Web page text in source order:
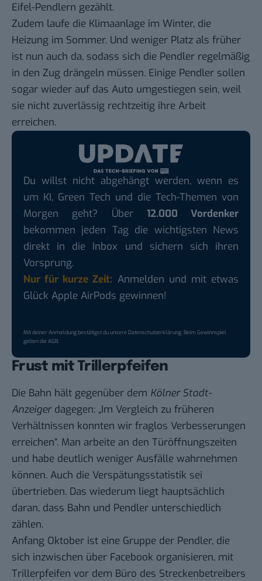
Eifel-Pendlern gezählt.
Zudem laufe die Klimaanlage im Winter, die
Heizung im Sommer. Und weniger Platz als früher
ist nun auch da, sodass sich die Pendler regelmäßig
in den Zug drängeln müssen. Einige Pendler sollen
sogar wieder auf das Auto umgestiegen sein, weil
sie nicht zuverlässig rechtzeitig ihre Arbeit
erreichen.
Du willst nicht abgehängt werden, wenn es
um KI, Green Tech und die Tech-Themen von
Morgen geht? Über 12.000 Vordenker
bekommen jeden Tag die wichtigsten News
direkt in die Inbox und sichern sich ihren
Vorsprung.
Nur für kurze Zeit: Anmelden und mit etwas
Glück Apple AirPods gewinnen!
Mit deiner Anmeldung bestätigst du unsereDatenschutzerklärung. Beim Gewinnspiel
gelten dieAGB.
Frust mit Trillerpfeifen
Die Bahn hält gegenüber dem Kölner Stadt-
Anzeiger dagegen: „Im Vergleich zu früheren
Verhältnissen konnten wir fraglos Verbesserungen
erreichen“. Man arbeite an den Türöffnungszeiten
und habe deutlich weniger Ausfälle wahrnehmen
können. Auch die Verspätungsstatistik sei
übertrieben. Das wiederum liegt hauptsächlich
daran, dass Bahn und Pendler unterschiedlich
zählen.
Anfang Oktober ist eine Gruppe der Pendler, die
sich inzwischen über Facebook organisieren, mit
Trillerpfeifen vor dem Büro des Streckenbetreibers